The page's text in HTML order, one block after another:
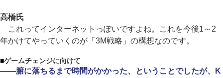
高橋氏
これってインターネットっぽいですよね。これを今後1～2
年かけてやっていくのが「3M戦略」の構想なのです。
■ゲームチェンジに向けて
――腑に落ちるまで時間がかかった、ということでしたが、K